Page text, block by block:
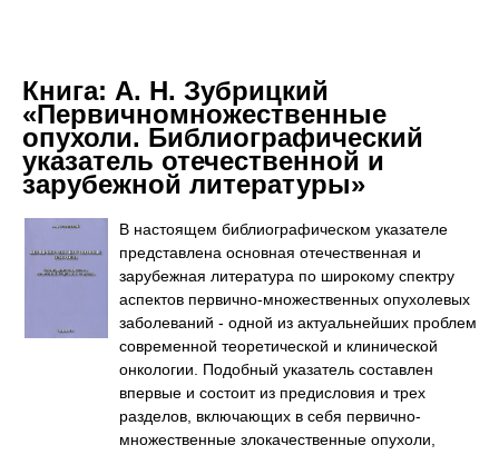
Книга: А. Н. Зубрицкий
«Первичномножественные
опухоли. Библиографический
указатель отечественной и
зарубежной литературы»
В настоящем библиографическом указателе
представлена основная отечественная и
зарубежная литература по широкому спектру
аспектов первично-множественных опухолевых
заболеваний - одной из актуальнейших проблем
современной теоретической и клинической
онкологии. Подобный указатель составлен
впервые и состоит из предисловия и трех
разделов, включающих в себя первично-
множественные злокачественные опухоли,